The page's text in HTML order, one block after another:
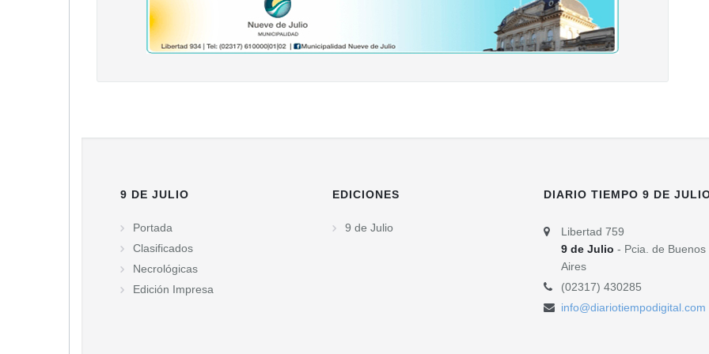
9 DE JULIO
Portada
Clasificados
Necrológicas
Edición Impresa
EDICIONES
9 de Julio
DIARIO TIEMPO 9 DE
Libertad 759
9 de Julio - Pcia. de Buenos
Aires
(02317) 430285
info@diariotiempodigital.com